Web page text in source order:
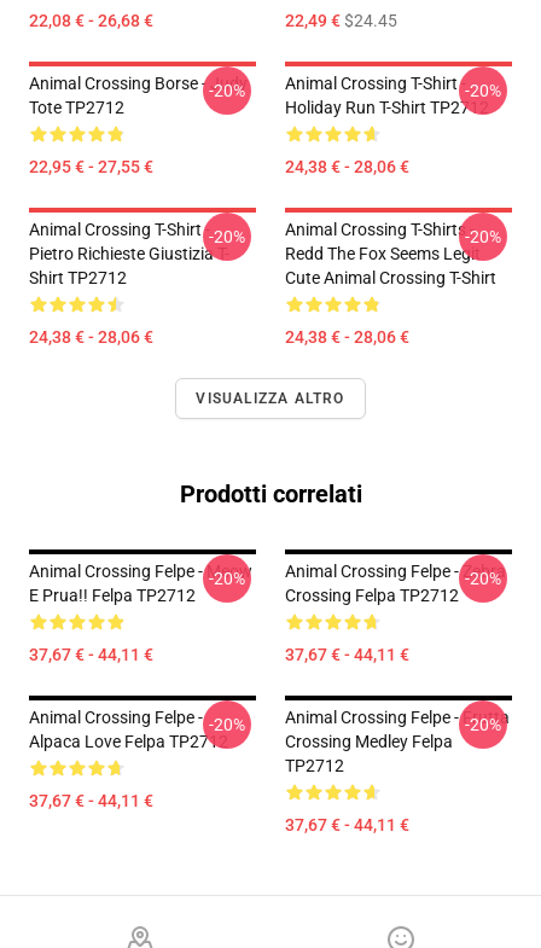
22,08 € - 26,68 € 22,49 €$24.45
Animal Crossing Borse - Judy
Tote TP2712
22,95 € - 27,55 €
-20%
Animal Crossing T-Shirt -
Holiday Run T-Shirt TP2712
24,38 € - 28,06 €
-20%
Animal Crossing T-Shirt -
Pietro Richieste Giustizia T-
Shirt TP2712
24,38 € - 28,06 €
-20%
Animal Crossing T-Shirts -
Redd The Fox Seems Legit
Cute Animal Crossing T-Shirt
24,38 € - 28,06 €
-20%
VISUALIZZA ALTRO
Prodotti correlati
Animal Crossing Felpe - Meow
E Prua!! Felpa TP2712
37,67 € - 44,11 €
-20%
Animal Crossing Felpe - Zebra
Crossing Felpa TP2712
37,67 € - 44,11 €
-20%
Animal Crossing Felpe -
Alpaca Love Felpa TP2712
37,67 € - 44,11 €
-20%
Animal Crossing Felpe - Frutta
Crossing Medley Felpa
TP2712
37,67 € - 44,11 €
-20%